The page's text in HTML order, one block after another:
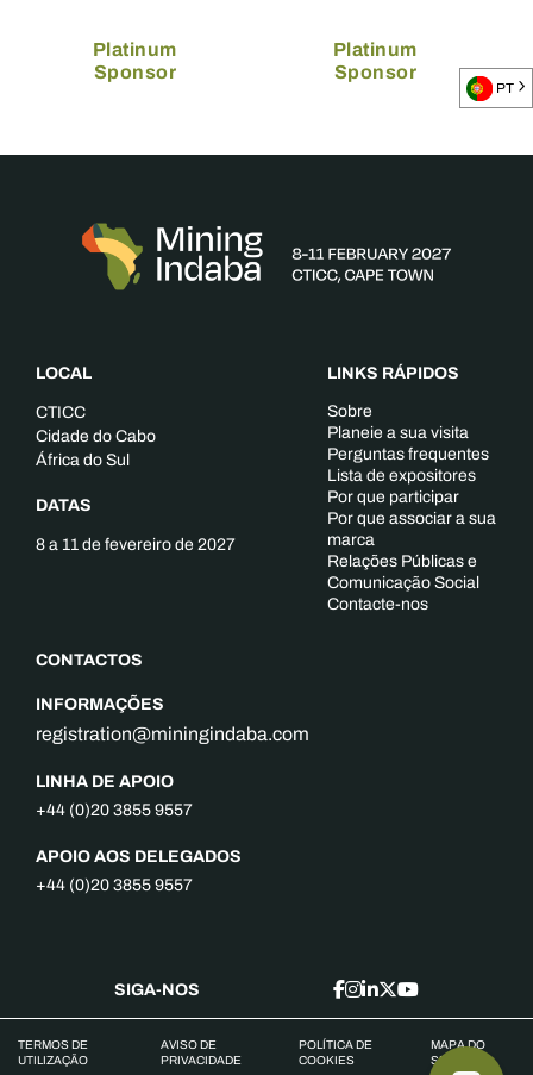
Platinum
Sponsor
Platinum
Sponsor
LOCAL
CTICC
Cidade do Cabo
África do Sul
DATAS
8 a 11 de fevereiro de 2027
CONTACTOS
INFORMAÇÕES
registration@miningindaba.com
LINHA DE APOIO
+44 (0)20 3855 9557
APOIO AOS DELEGADOS
+44 (0)20 3855 9557
LINKS RÁPIDOS
Sobre
Planeie a sua visita
Perguntas frequentes
Lista de expositores
Por que participar
Por que associar a sua
marca
Relações Públicas e
Comunicação Social
Contacte-nos
SIGA-NOS
TERMOS DE
UTILIZAÇÃO
AVISO DE
PRIVACIDADE
POLÍTICA DE
COOKIES
MAPA DO
SITE
PT